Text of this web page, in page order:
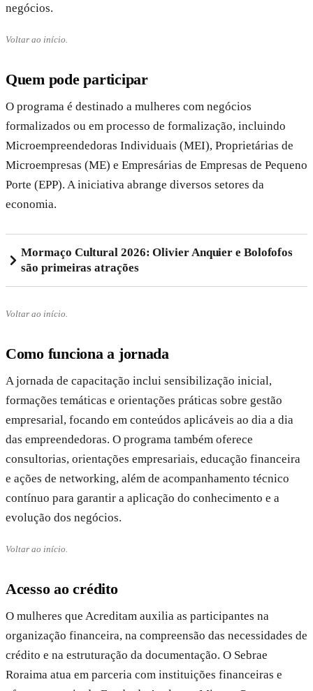
negócios.
Voltar ao início.
Quem pode participar
O programa é destinado a mulheres com negócios
formalizados ou em processo de formalização, incluindo
Microempreendedoras Individuais (MEI), Proprietárias de
Microempresas (ME) e Empresárias de Empresas de Pequeno
Porte (EPP). A iniciativa abrange diversos setores da
economia.
Mormaço Cultural 2026: Olivier Anquier e Bolofofos
são primeiras atrações
Voltar ao início.
Como funciona a jornada
A jornada de capacitação inclui sensibilização inicial,
formações temáticas e orientações práticas sobre gestão
empresarial, focando em conteúdos aplicáveis ao dia a dia
das empreendedoras. O programa também oferece
consultorias, orientações empresariais, educação financeira
e ações de networking, além de acompanhamento técnico
contínuo para garantir a aplicação do conhecimento e a
evolução dos negócios.
Voltar ao início.
Acesso ao crédito
O mulheres que Acreditam auxilia as participantes na
organização financeira, na compreensão das necessidades de
crédito e na estruturação da documentação. O Sebrae
Roraima atua em parceria com instituições financeiras e